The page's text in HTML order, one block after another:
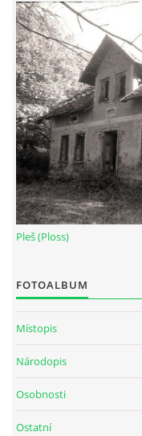
Pleš (Ploss)
FOTOALBUM
Místopis
Národopis
Osobnosti
Ostatní